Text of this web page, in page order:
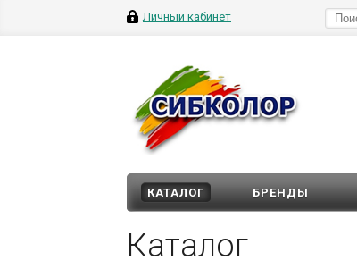
Личный кабинет
КАТАЛОГ БРЕНДЫ
Каталог